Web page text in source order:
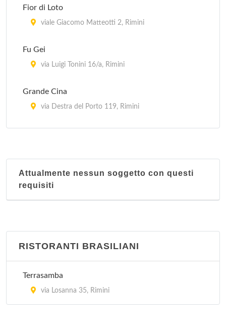
Fior di Loto
viale Giacomo Matteotti 2, Rimini
Fu Gei
via Luigi Tonini 16/a, Rimini
Grande Cina
via Destra del Porto 119, Rimini
Lin Dailing
viale Ennio Coletti 20, Rimini
Nanchino
via Dante Alighieri 39, Rimini
Attualmente nessun soggetto con questi
requisiti
RISTORANTI BRASILIANI
Terrasamba
via Losanna 35, Rimini